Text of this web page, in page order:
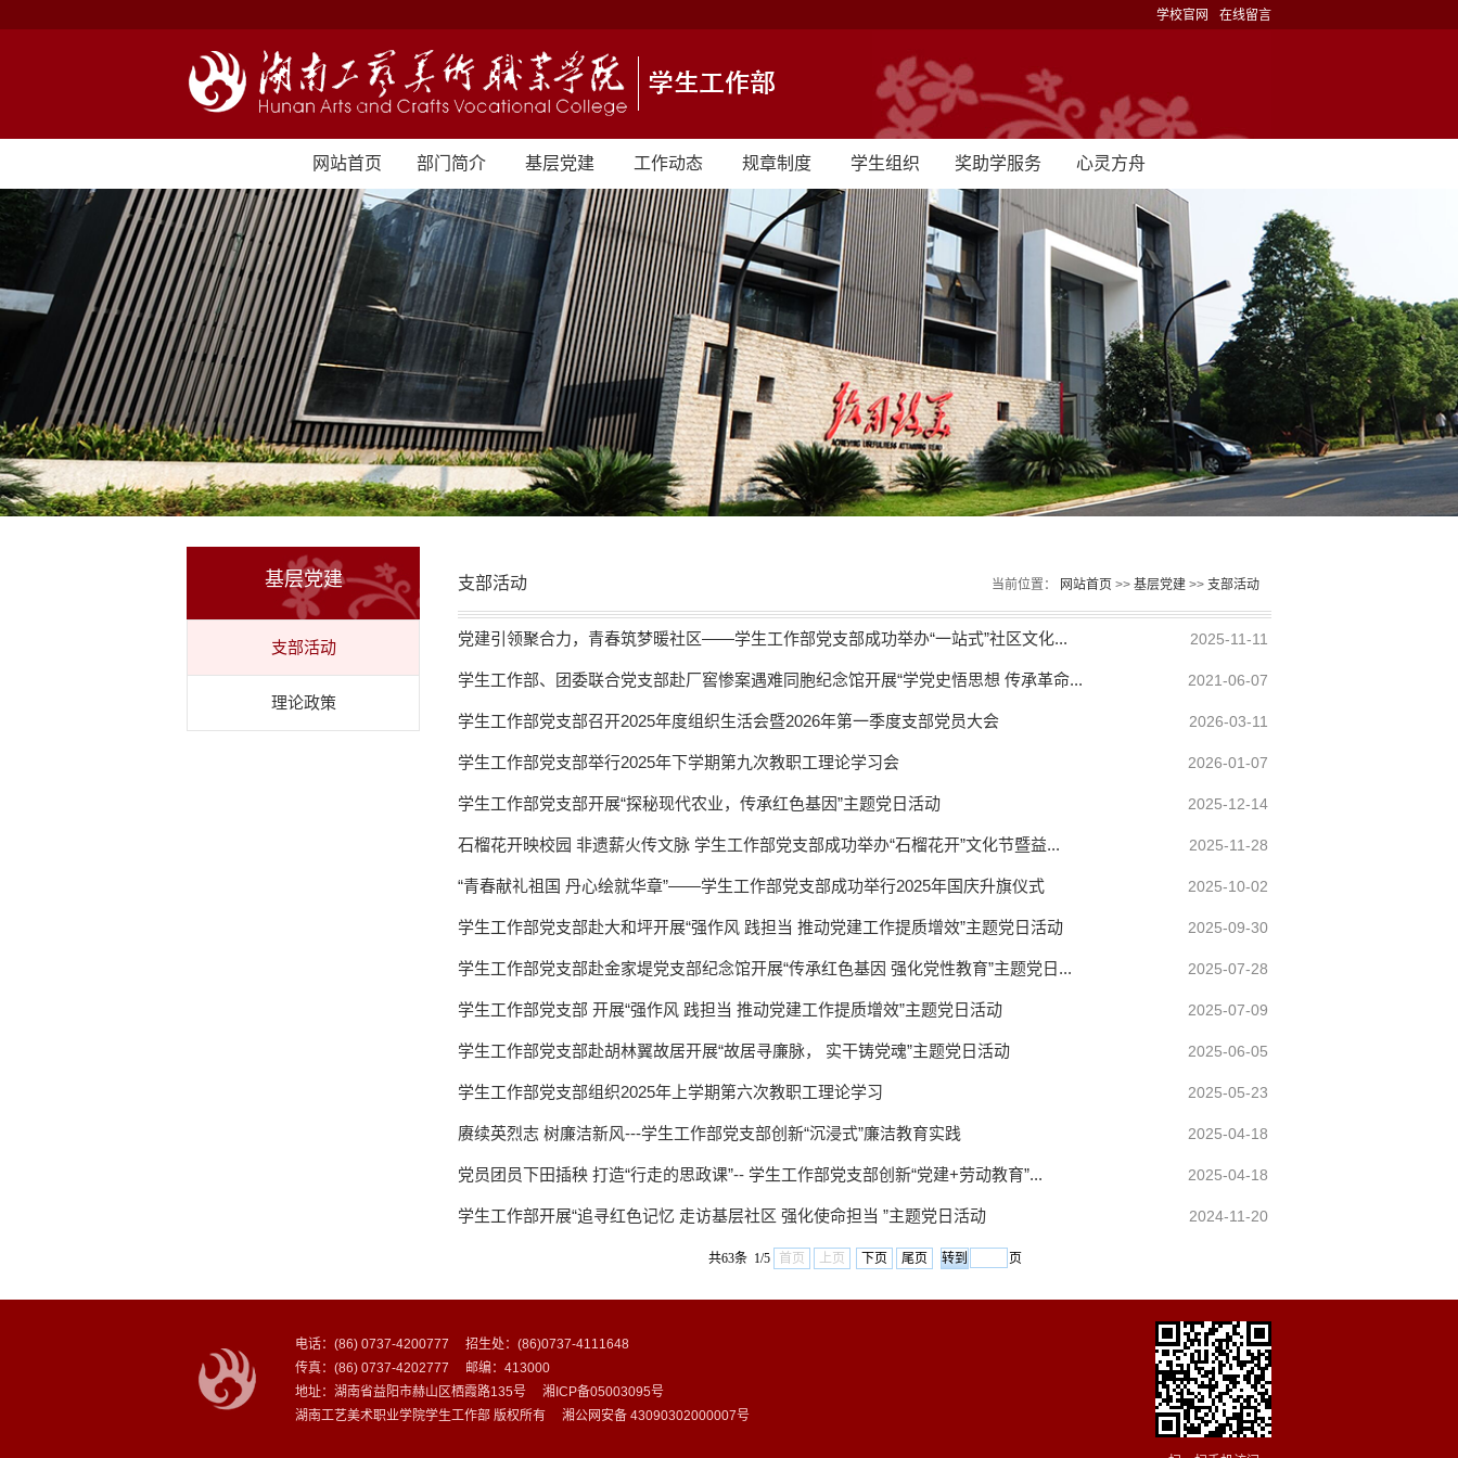
学校官网 在线留言
网站首页 部门简介 基层党建 工作动态 规章制度 学生组织 奖助学服务 心灵方舟
基层党建
支部活动
理论政策
支部活动 当前位置： 网站首页 >> 基层党建 >> 支部活动
党建引领聚合力，青春筑梦暖社区——学生工作部党支部成功举办“一站式”社区文化... 2025-11-11
学生工作部、团委联合党支部赴厂窖惨案遇难同胞纪念馆开展“学党史悟思想 传承革命... 2021-06-07
学生工作部党支部召开2025年度组织生活会暨2026年第一季度支部党员大会 2026-03-11
学生工作部党支部举行2025年下学期第九次教职工理论学习会 2026-01-07
学生工作部党支部开展“探秘现代农业，传承红色基因”主题党日活动 2025-12-14
石榴花开映校园 非遗薪火传文脉 学生工作部党支部成功举办“石榴花开”文化节暨益... 2025-11-28
“青春献礼祖国 丹心绘就华章”——学生工作部党支部成功举行2025年国庆升旗仪式 2025-10-02
学生工作部党支部赴大和坪开展“强作风 践担当 推动党建工作提质增效”主题党日活动 2025-09-30
学生工作部党支部赴金家堤党支部纪念馆开展“传承红色基因 强化党性教育”主题党日... 2025-07-28
学生工作部党支部 开展“强作风 践担当 推动党建工作提质增效”主题党日活动 2025-07-09
学生工作部党支部赴胡林翼故居开展“故居寻廉脉， 实干铸党魂”主题党日活动 2025-06-05
学生工作部党支部组织2025年上学期第六次教职工理论学习 2025-05-23
赓续英烈志 树廉洁新风---学生工作部党支部创新“沉浸式”廉洁教育实践 2025-04-18
党员团员下田插秧 打造“行走的思政课”-- 学生工作部党支部创新“党建+劳动教育”... 2025-04-18
学生工作部开展“追寻红色记忆 走访基层社区 强化使命担当 ”主题党日活动 2024-11-20
共63条 1/5 首页 上页 下页 尾页 页
电话：(86) 0737-4200777 招生处：(86)0737-4111648
传真：(86) 0737-4202777 邮编：413000
地址：湖南省益阳市赫山区栖霞路135号 湘ICP备05003095号
湖南工艺美术职业学院学生工作部 版权所有 湘公网安备 43090302000007号